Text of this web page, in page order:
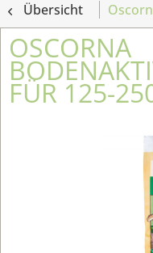
Übersicht
OSCORNA
FÜR 125-